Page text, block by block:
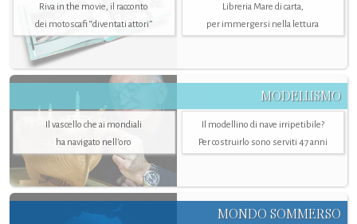
Riva in the movie, il racconto
dei motoscafi “diventati attori”
Libreria Mare di carta,
per immergersi nella lettura
MODELLISMO
Il vascello che ai mondiali
ha navigato nell’oro
Il modellino di nave irripetibile?
Per costruirlo sono serviti 47 anni
MONDO SOMMERSO